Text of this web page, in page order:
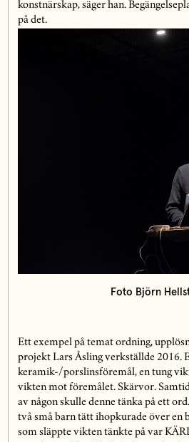
konstnärskap, säger han.
på det.
Foto Björn
Ett exempel på temat ordning,
projekt Lars Åsling verkställde 2016.
keramik-/porslinsföremål, en tung
vikten mot föremålet. Skärvor.
av någon skulle denne tänka på ett
två små barn tätt ihopkurade över en
som släppte vikten tänkte på var